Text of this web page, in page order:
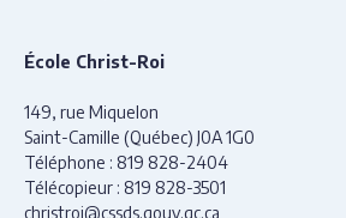
École Christ-Roi
149, rue Miquelon
Saint-Camille (Québec) J0A 1G0
Téléphone : 819 828-2404
Télécopieur : 819 828-3501
christroi@cssds.gouv.qc.ca